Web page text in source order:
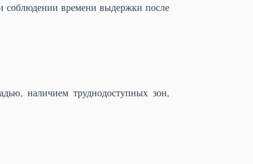
соблюдении времени выдержки после
наличием труднодоступных зон,